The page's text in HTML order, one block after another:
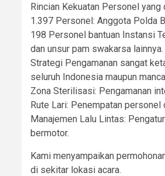
Rincian Kekuatan Personel
1.397 Personel: Anggota Polda
198 Personel bantuan Instansi
dan unsur pam swakarsa lainnya.
Strategi Pengamanan sangat
seluruh Indonesia maupun
Zona Sterilisasi: Pengamanan
Rute Lari: Penempatan personel
Manajemen Lalu Lintas:
bermotor.
Kami menyampaikan
di sekitar lokasi acara.